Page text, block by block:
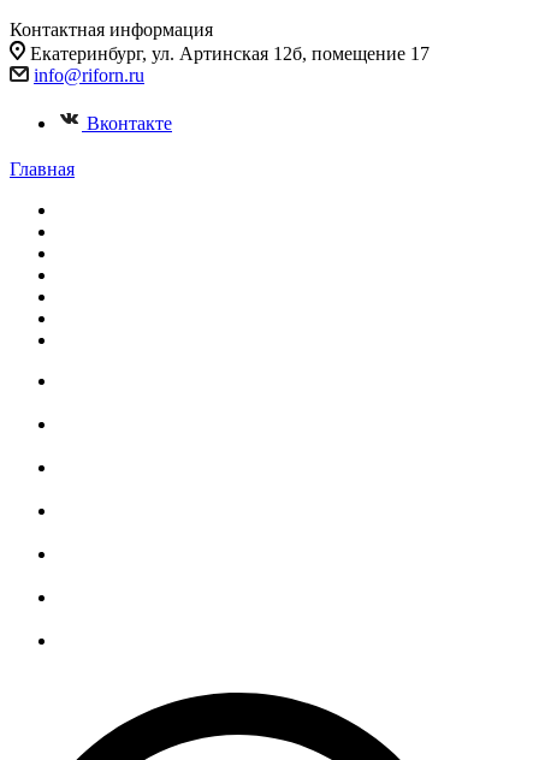
Контактная информация
Екатеринбург, ул. Артинская 12б, помещение 17
info@riforn.ru
Вконтакте
Главная